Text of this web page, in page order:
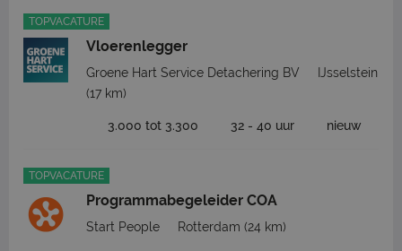
TOPVACATURE
Vloerenlegger
Groene Hart Service Detachering BV
IJsselstein
(17 km)
3.000 tot 3.300 32 - 40 uur nieuw
TOPVACATURE
Programmabegeleider COA
Start People Rotterdam (24 km)